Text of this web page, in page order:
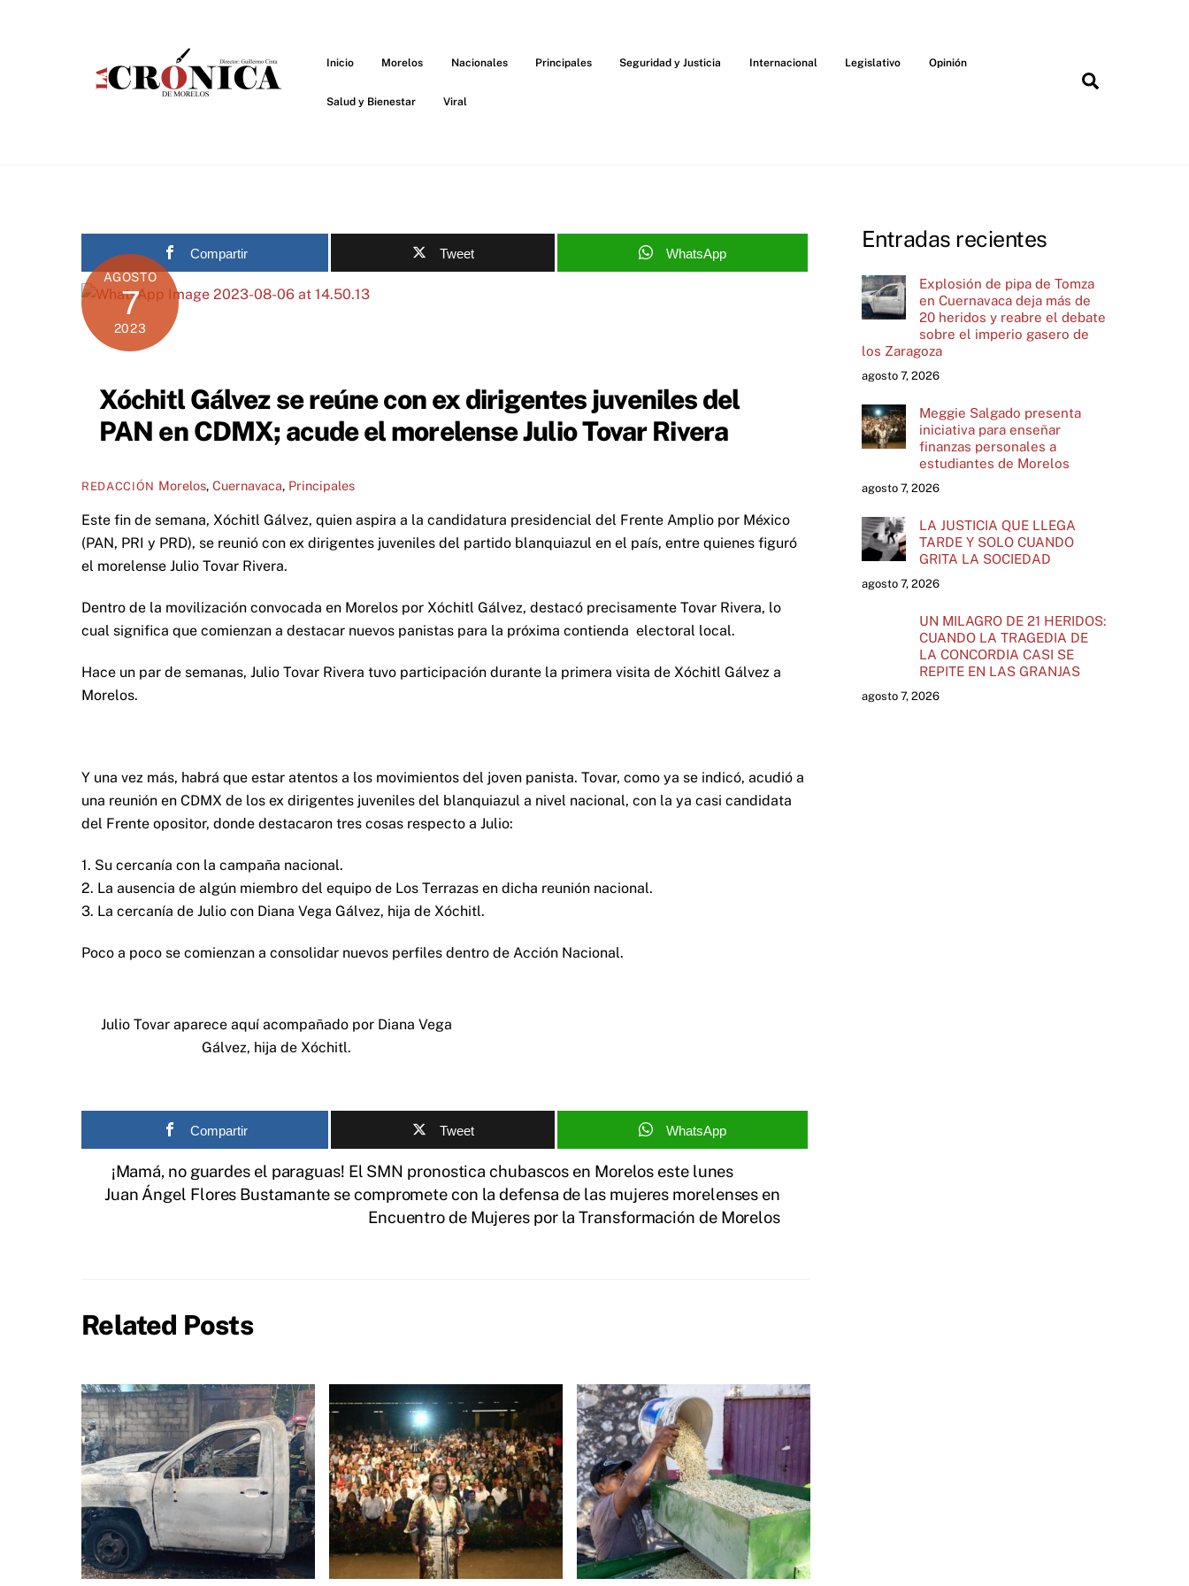
Inicio Morelos Nacionales Principales Seguridad y Justicia Internacional Legislativo Opinión
Salud y Bienestar Viral
Compartir Tweet WhatsApp
AGOSTO
7
2023
Xóchitl Gálvez se reúne con ex dirigentes juveniles del
PAN en CDMX; acude el morelense Julio Tovar Rivera
REDACCIÓN Morelos, Cuernavaca, Principales
Este fin de semana, Xóchitl Gálvez, quien aspira a la candidatura presidencial del Frente Amplio por México
(PAN, PRI y PRD), se reunió con ex dirigentes juveniles del partido blanquiazul en el país, entre quienes figuró
el morelense Julio Tovar Rivera.
Dentro de la movilización convocada en Morelos por Xóchitl Gálvez, destacó precisamente Tovar Rivera, lo
cual significa que comienzan a destacar nuevos panistas para la próxima contienda electoral local.
Hace un par de semanas, Julio Tovar Rivera tuvo participación durante la primera visita de Xóchitl Gálvez a
Morelos.
Y una vez más, habrá que estar atentos a los movimientos del joven panista. Tovar, como ya se indicó, acudió a
una reunión en CDMX de los ex dirigentes juveniles del blanquiazul a nivel nacional, con la ya casi candidata
del Frente opositor, donde destacaron tres cosas respecto a Julio:
1. Su cercanía con la campaña nacional.
2. La ausencia de algún miembro del equipo de Los Terrazas en dicha reunión nacional.
3. La cercanía de Julio con Diana Vega Gálvez, hija de Xóchitl.
Poco a poco se comienzan a consolidar nuevos perfiles dentro de Acción Nacional.
Julio Tovar aparece aquí acompañado por Diana Vega
Gálvez, hija de Xóchitl.
Compartir Tweet WhatsApp
¡Mamá, no guardes el paraguas! El SMN pronostica chubascos en Morelos este lunes
Juan Ángel Flores Bustamante se compromete con la defensa de las mujeres morelenses en
Encuentro de Mujeres por la Transformación de Morelos
Related Posts
Entradas recientes
Explosión de pipa de Tomza
en Cuernavaca deja más de
20 heridos y reabre el debate
sobre el imperio gasero de
los Zaragoza
agosto 7, 2026
Meggie Salgado presenta
iniciativa para enseñar
finanzas personales a
estudiantes de Morelos
agosto 7, 2026
LA JUSTICIA QUE LLEGA
TARDE Y SOLO CUANDO
GRITA LA SOCIEDAD
agosto 7, 2026
UN MILAGRO DE 21 HERIDOS:
CUANDO LA TRAGEDIA DE
LA CONCORDIA CASI SE
REPITE EN LAS GRANJAS
agosto 7, 2026